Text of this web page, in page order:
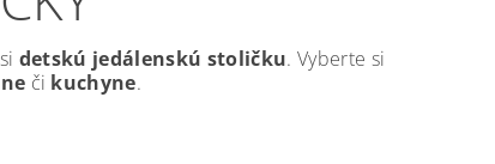
detskú jedálenskú stoličku. Vyberte si
či kuchyne.